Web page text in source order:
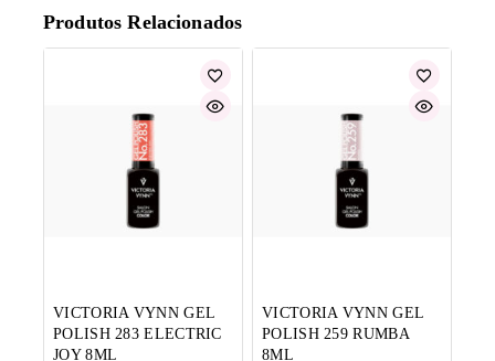
Produtos Relacionados
VICTORIA VYNN GEL
POLISH 283 ELECTRIC
JOY 8ML
VICTORIA VYNN GEL
POLISH 259 RUMBA
8ML